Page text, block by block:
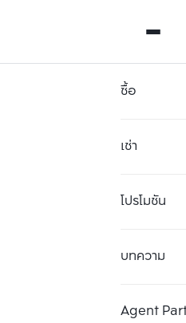
ซื้อ
เช่า
โปรโมชัน
บทความ
Agent